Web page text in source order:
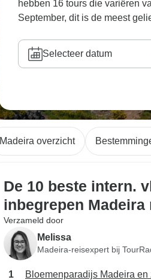
hebben 16 tours die variëren
September, dit is de meest
Selecteer datum
Madeira overzicht
De 10 beste intern.
inbegrepen Madeira
Verzameld door
Melissa
Madeira-reisexpert bij
Bloemenparadijs Madeira